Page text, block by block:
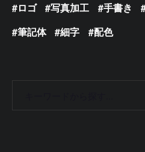
ロゴ
写真加工 手書き
筆記体
細字 配色